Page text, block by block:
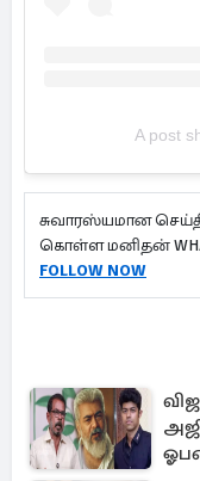
A post
சுவாரஸ்யமான
கொள்ள மனிதன்
FOLLOW NOW